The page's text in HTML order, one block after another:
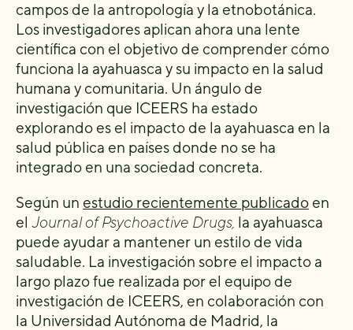
campos de la antropología y la etnobotánica.
Los investigadores aplican ahora una lente
científica con el objetivo de comprender cómo
funciona la ayahuasca y su impacto en la salud
humana y comunitaria. Un ángulo de
investigación que ICEERS ha estado
explorando es el impacto de la ayahuasca en la
salud pública en países donde no se ha
integrado en una sociedad concreta.
Según un estudio recientemente publicado en
el Journal of Psychoactive Drugs, la ayahuasca
puede ayudar a mantener un estilo de vida
saludable. La investigación sobre el impacto a
largo plazo fue realizada por el equipo de
investigación de ICEERS, en colaboración con
la Universidad Autónoma de Madrid, la